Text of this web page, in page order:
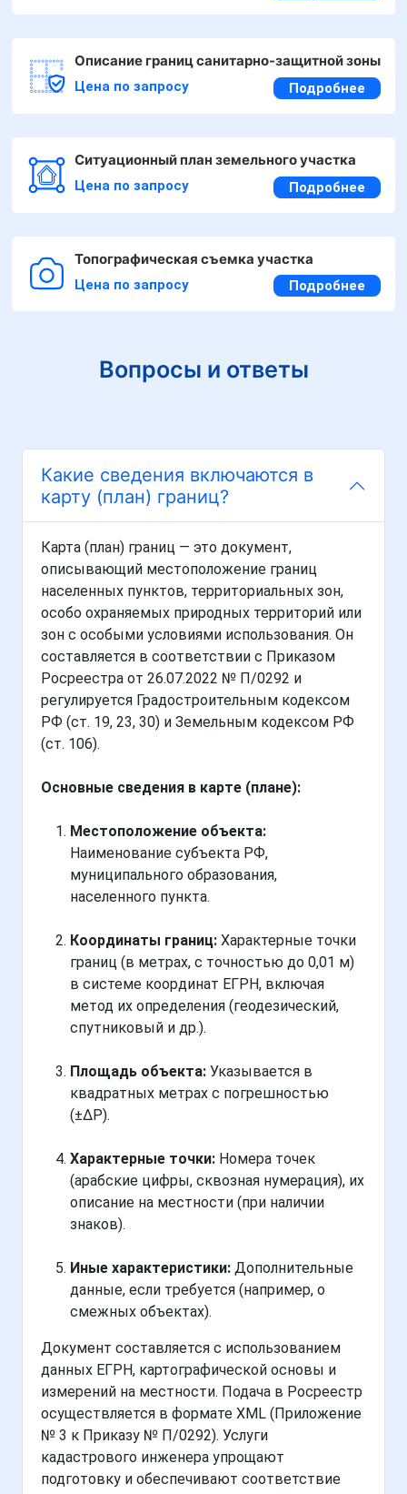
Описание границ санитарно-защитной зоны
Цена по запросу Подробнее
Ситуационный план земельного участка
Цена по запросу Подробнее
Топографическая съемка участка
Цена по запросу Подробнее
Вопросы и ответы
Какие сведения включаются в
карту (план) границ?
Карта (план) границ — это документ,
описывающий местоположение границ
населенных пунктов, территориальных зон,
особо охраняемых природных территорий или
зон с особыми условиями использования. Он
составляется в соответствии с Приказом
Росреестра от 26.07.2022 № П/0292 и
регулируется Градостроительным кодексом
РФ (ст. 19, 23, 30) и Земельным кодексом РФ
(ст. 106).
Основные сведения в карте (плане):
Местоположение объекта:
Наименование субъекта РФ,
муниципального образования,
населенного пункта.
Координаты границ: Характерные точки
границ (в метрах, с точностью до 0,01 м)
в системе координат ЕГРН, включая
метод их определения (геодезический,
спутниковый и др.).
Площадь объекта: Указывается в
квадратных метрах с погрешностью
(±ΔP).
Характерные точки: Номера точек
(арабские цифры, сквозная нумерация), их
описание на местности (при наличии
знаков).
Иные характеристики: Дополнительные
данные, если требуется (например, о
смежных объектах).
Документ составляется с использованием
данных ЕГРН, картографической основы и
измерений на местности. Подача в Росреестр
осуществляется в формате XML (Приложение
№ 3 к Приказу № П/0292). Услуги
кадастрового инженера упрощают
подготовку и обеспечивают соответствие